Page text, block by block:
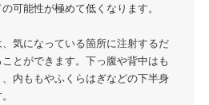
可能性が極めて低くなります。
気になっている箇所に注射するだ
とができます。下っ腹や背中はも
内ももやふくらはぎなどの下半身